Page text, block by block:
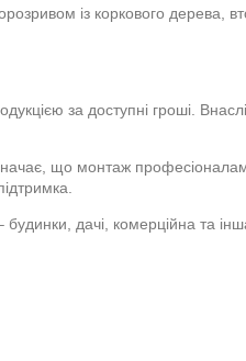
із коркового дерева,
за доступні гроші.
що монтаж
будинки, дачі, комерційна та